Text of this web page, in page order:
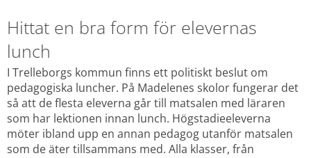
Hittat en bra form för elevernas
lunch
I Trelleborgs kommun finns ett politiskt beslut om
pedagogiska luncher. På Madelenes skolor fungerar det
så att de flesta eleverna går till matsalen med läraren
som har lektionen innan lunch. Högstadieeleverna
möter ibland upp en annan pedagog utanför matsalen
som de äter tillsammans med. Alla klasser, från